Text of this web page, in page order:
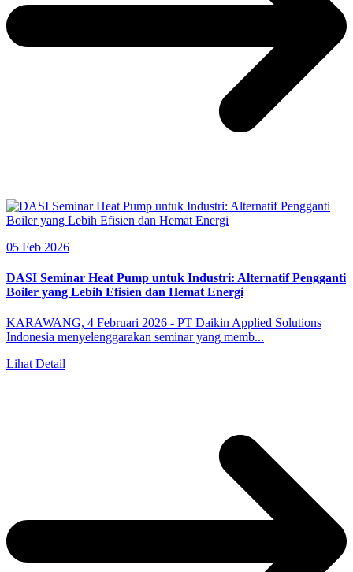
05 Feb 2026
DASI Seminar Heat Pump untuk Industri: Alternatif Pengganti
Boiler yang Lebih Efisien dan Hemat Energi
KARAWANG, 4 Februari 2026 - PT Daikin Applied Solutions
Indonesia menyelenggarakan seminar yang memb...
Lihat Detail